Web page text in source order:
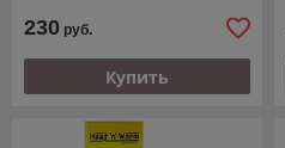
230 руб.
Купить